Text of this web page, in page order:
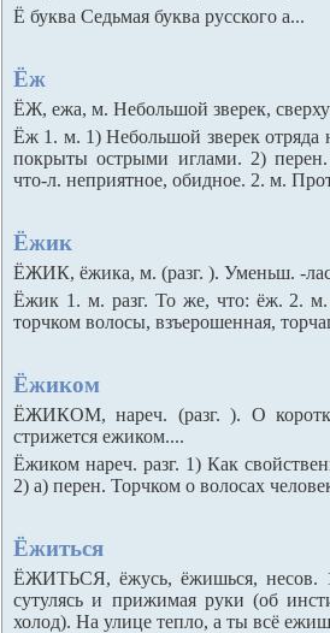
Ё буква Седьмая буква русского а...
Ёж
ЁЖ, ежа, м. Небольшой зверек,
Ёж 1. м. 1) Небольшой зверек отряда
покрыты острыми иглами. 2)
что-л. неприятное, обидное. 2. м.
Ёжик
ЁЖИК, ёжика, м. (разг. ). Уменьш. -
Ёжик 1. м. разг. То же, что: ёж. 2. м.
торчком волосы, взъерошенная,
Ёжиком
ЁЖИКОМ, нареч. (разг. ). О
стрижется ежиком....
Ёжиком нареч. разг. 1) Как
2) а) перен. Торчком о волосах
Ёжиться
ЁЖИТЬСЯ, ёжусь, ёжишься, несов.
сутулясь и прижимая руки (об
холод). На улице тепло, а ты всё